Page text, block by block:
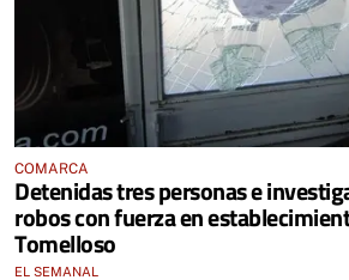
COMARCA
Detenidas tres personas e
robos con fuerza en
Tomelloso
EL SEMANAL